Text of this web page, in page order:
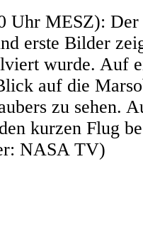
Uhr MESZ):
erste Bilder
wurde. Auf
auf die
zu sehen.
kurzen Flug
NASA TV)